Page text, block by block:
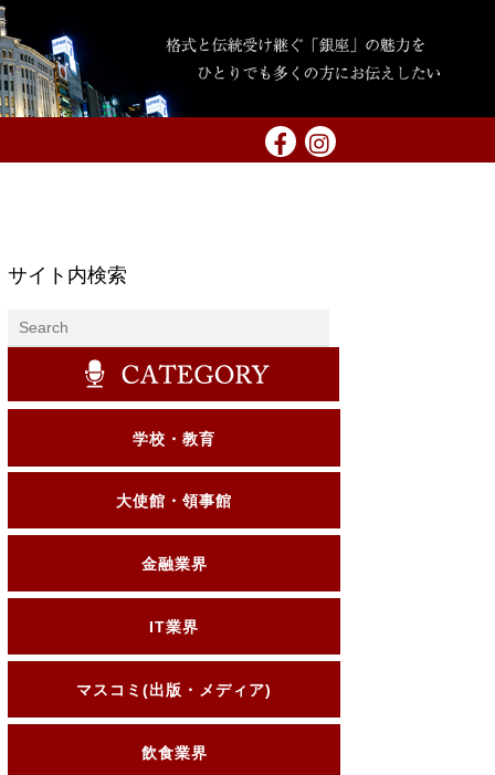
サイト内検索
学校・教育
大使館・領事館
金融業界
IT業界
マスコミ(出版・メディア)
飲食業界